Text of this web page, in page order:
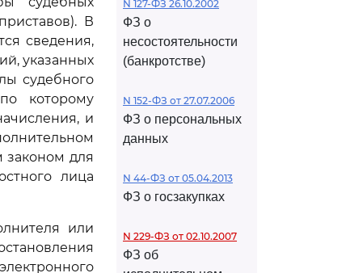
В
сведения,
указанных
судебного
которому
и
законом для
лица
или
N 127-ФЗ 26.10.2002
ФЗ о
несостоятельности
(банкротстве)
N 152-ФЗ от 27.07.2006
ФЗ о персональных
данных
N 44-ФЗ от 05.04.2013
ФЗ о госзакупках
N 229-ФЗ от 02.10.2007
ФЗ об